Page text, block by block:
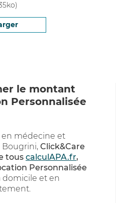
ko)
le montant
Personnalisée
en médecine et
Bougrini, Click&Care
tous calculAPA.fr,
Personnalisée
domicile et en